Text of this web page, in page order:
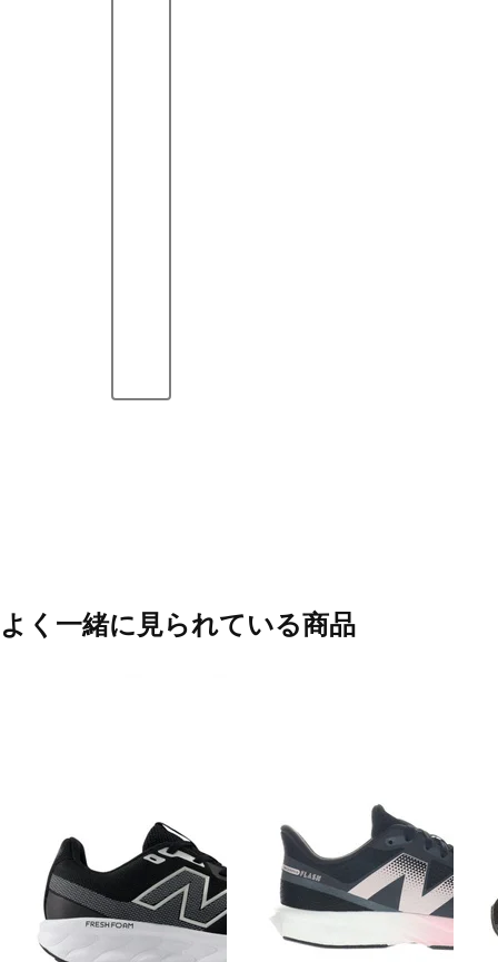
よく一緒に見られている商品